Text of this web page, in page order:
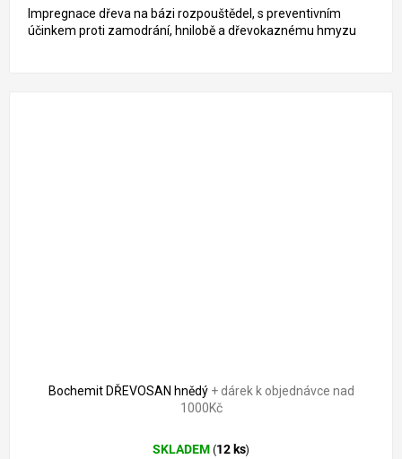
Impregnace dřeva na bázi rozpouštědel, s preventivním
účinkem proti zamodrání, hnilobě a dřevokaznému hmyzu
Bochemit DŘEVOSAN hnědý + dárek k objednávce nad
1000Kč
SKLADEM (12 ks)